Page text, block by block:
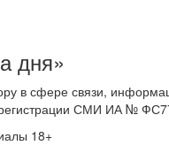
дня»
в сфере связи,
регистрации СМИ ИА №
18+